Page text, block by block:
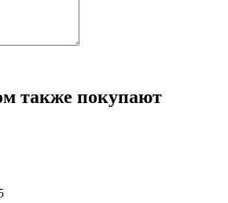
также покупают